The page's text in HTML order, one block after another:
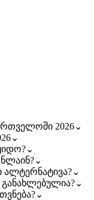
2026⌄
⌄
⌄
⌄
ალტერნატივა?⌄
განახლებულია?⌄
⌄